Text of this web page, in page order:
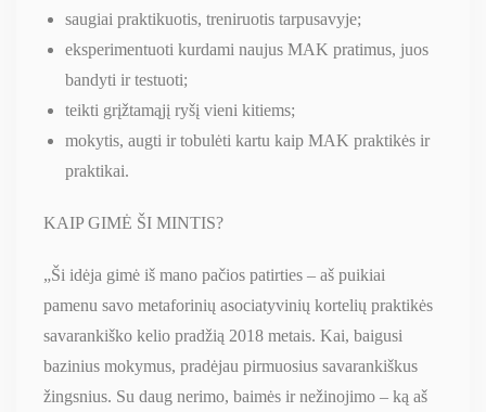
saugiai praktikuotis, treniruotis tarpusavyje;
eksperimentuoti kurdami naujus MAK pratimus, juos
bandyti ir testuoti;
teikti grįžtamąjį ryšį vieni kitiems;
mokytis, augti ir tobulėti kartu kaip MAK praktikės ir
praktikai.
KAIP GIMĖ ŠI MINTIS?
„Ši idėja gimė iš mano pačios patirties – aš puikiai
pamenu savo metaforinių asociatyvinių kortelių praktikės
savarankiško kelio pradžią 2018 metais. Kai, baigusi
bazinius mokymus, pradėjau pirmuosius savarankiškus
žingsnius. Su daug nerimo, baimės ir nežinojimo – ką aš